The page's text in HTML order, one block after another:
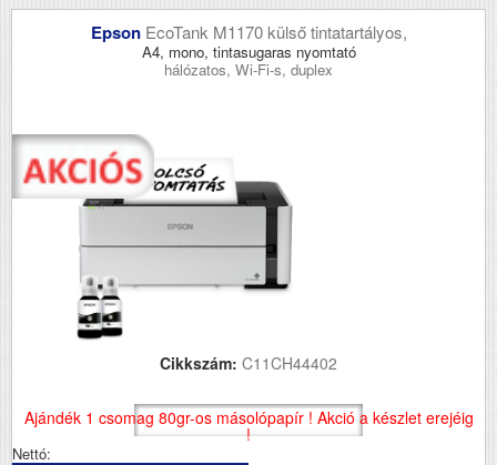
Epson EcoTank M1170 külső tintatartályos,
A4, mono, tintasugaras nyomtató
hálózatos, Wi-Fi-s, duplex
Cikkszám: C11CH44402
Ajándék 1 csomag 80gr-os másolópapír ! Akció a készlet erejéig
!
Nettó: